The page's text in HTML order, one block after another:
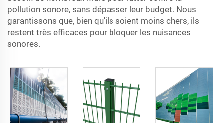
pollution sonore, sans dépasser leur budget. Nous
garantissons que, bien qu'ils soient moins chers, ils
restent très efficaces pour bloquer les nuisances
sonores.